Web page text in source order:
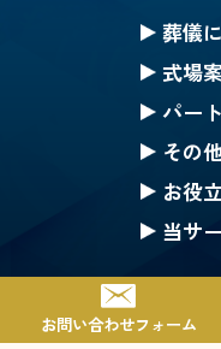
葬儀
セレ
一般葬
家族葬
一日葬
お別
ご葬
式場
セレ
ハー
安置所
式場
南部
パー
無料
果物
仏壇
その
みん
生花
お役
ご葬
当サ
採用
サイ
Copyright © 2002-2025
お問い合わせフォーム